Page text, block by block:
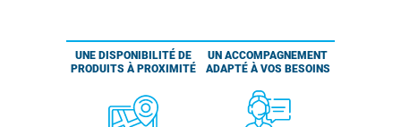
UNE DISPONIBILITÉ DE
PRODUITS À PROXIMITÉ
UN ACCOMPAGNEMENT
ADAPTÉ À VOS BESOINS